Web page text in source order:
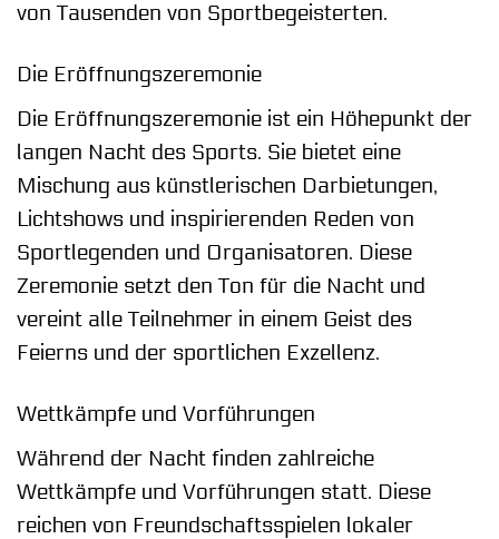
von Tausenden von Sportbegeisterten.
Die Eröffnungszeremonie
Die Eröffnungszeremonie ist ein Höhepunkt der
langen Nacht des Sports. Sie bietet eine
Mischung aus künstlerischen Darbietungen,
Lichtshows und inspirierenden Reden von
Sportlegenden und Organisatoren. Diese
Zeremonie setzt den Ton für die Nacht und
vereint alle Teilnehmer in einem Geist des
Feierns und der sportlichen Exzellenz.
Wettkämpfe und Vorführungen
Während der Nacht finden zahlreiche
Wettkämpfe und Vorführungen statt. Diese
reichen von Freundschaftsspielen lokaler